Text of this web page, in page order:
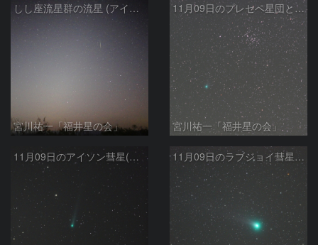
しし座流星群の流星 (アイソン彗星)
宮川祐一「福井星の会」
11月09日のプレセペ星団とラブジョイ彗星(C2013/ R1)
宮川祐一「福井星の会」
11月09日のアイソン彗星(C/2012 S1) 11月09日のラブジョイ彗星(C/2013 R1)